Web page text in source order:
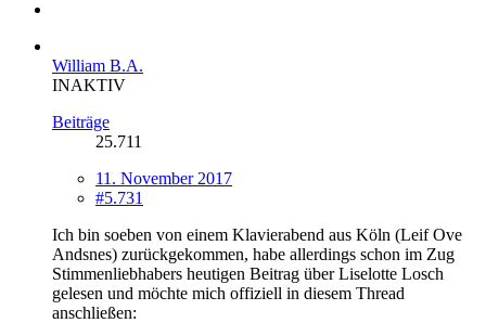
William B.A.
INAKTIV
Beiträge
25.711
11. November 2017
#5.731
Ich bin soeben von einem Klavierabend aus Köln (Leif Ove
Andsnes) zurückgekommen, habe allerdings schon im Zug
Stimmenliebhabers heutigen Beitrag über Liselotte Losch
gelesen und möchte mich offiziell in diesem Thread
anschließen: